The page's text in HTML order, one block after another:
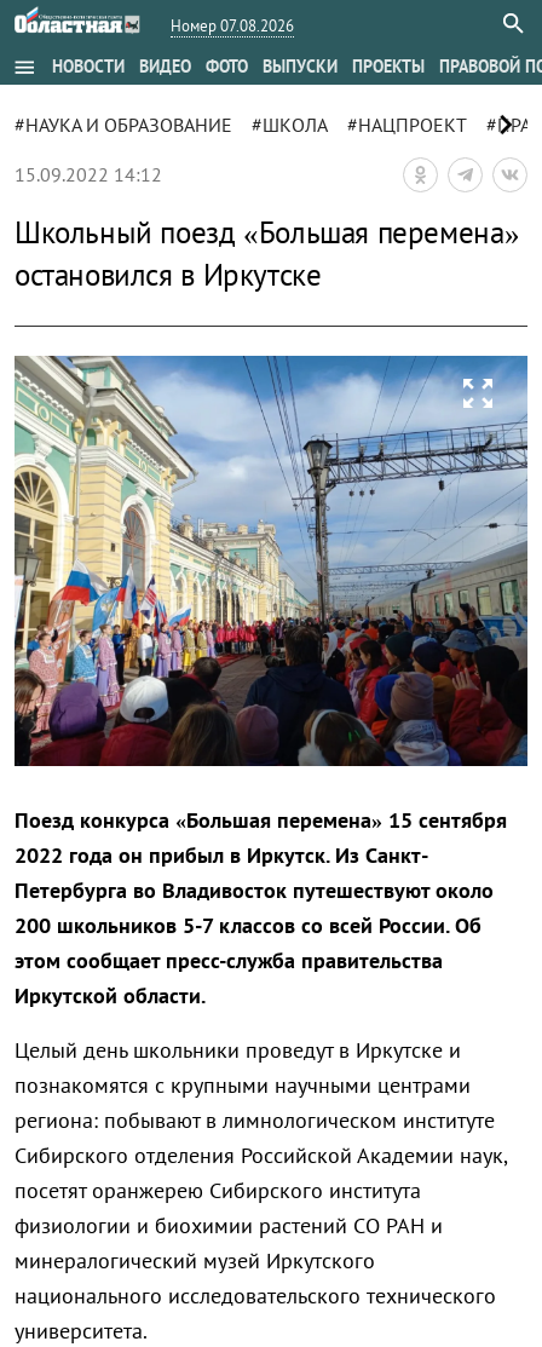
Номер 07.08.2026
menu НОВОСТИ ВИДЕО ФОТО ВЫПУСКИ ПРОЕКТЫ ПРАВОВОЙ
#НАУКА И ОБРАЗОВАНИЕ #ШКОЛА #НАЦПРОЕКТ chevron_right
15.09.2022 14:12
Школьный поезд «Большая перемена»
остановился в Иркутске
zoom_out_map
Поезд конкурса «Большая перемена» 15 сентября
2022 года он прибыл в Иркутск. Из Санкт-
Петербурга во Владивосток путешествуют около
200 школьников 5-7 классов со всей России. Об
этом сообщает пресс-служба правительства
Иркутской области.
Целый день школьники проведут в Иркутске и
познакомятся с крупными научными центрами
региона: побывают в лимнологическом институте
Сибирского отделения Российской Академии наук,
посетят оранжерею Сибирского института
физиологии и биохимии растений СО РАН и
минералогический музей Иркутского
национального исследовательского технического
университета.